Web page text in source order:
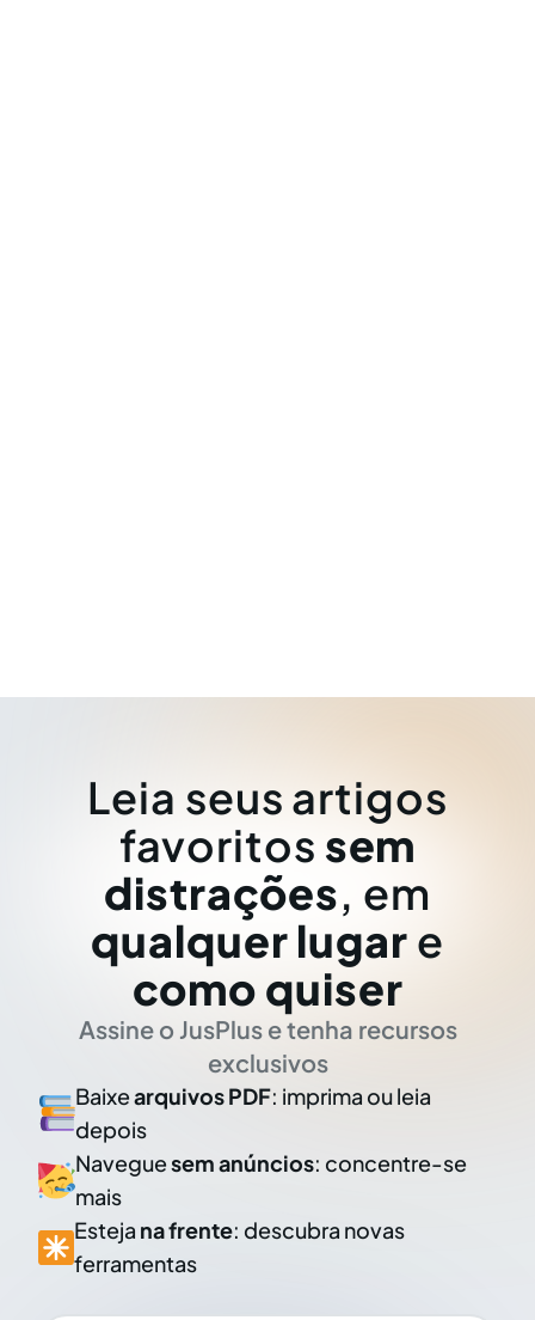
Leia seus artigos
favoritos sem
distrações, em
qualquer lugar e
como quiser
Assine o JusPlus e tenha recursos
exclusivos
Baixearquivos PDF: imprima ou leia
depois
Naveguesem anúncios: concentre-se
mais
Esteja na frente: descubra novas
ferramentas